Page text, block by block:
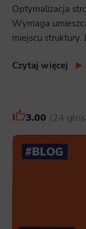
Optymalizacja
Wymaga
miejscu struktury.
Czytaj więcej
3.00 24